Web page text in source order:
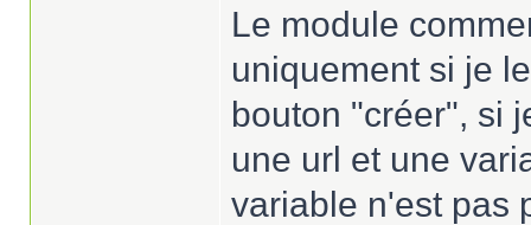
Le module
uniquement si je
bouton "créer", si
une url et une
variable n'est pas